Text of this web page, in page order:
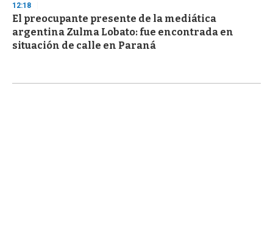
12:18
El preocupante presente de la mediática
argentina Zulma Lobato: fue encontrada en
situación de calle en Paraná